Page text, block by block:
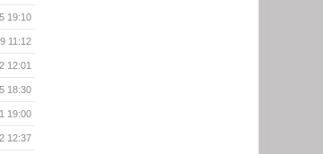
19:10
11:12
12:01
18:30
19:00
12:37